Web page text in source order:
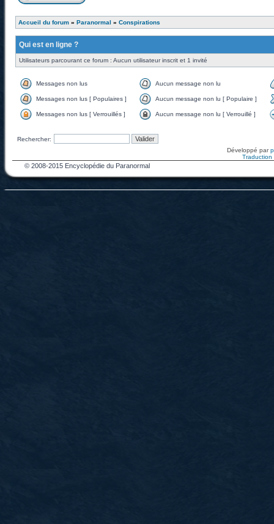
Accueil du forum » Paranormal » Conspirations
Qui est en ligne ?
Utilisateurs parcourant ce forum : Aucun utilisateur inscrit et 1 invité
Messages non lus Aucun message non lu
Messages non lus [ Populaires ] Aucun message non lu [ Populaire ]
Messages non lus [ Verrouillés ] Aucun message non lu [ Verrouillé ]
Rechercher:
Développé par
Traduction
© 2008-2015 Encyclopédie du Paranormal